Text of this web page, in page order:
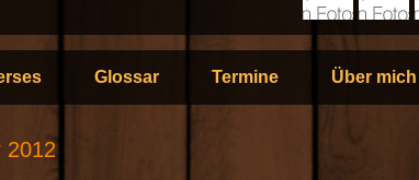
Glossar Termine Über mich
2012